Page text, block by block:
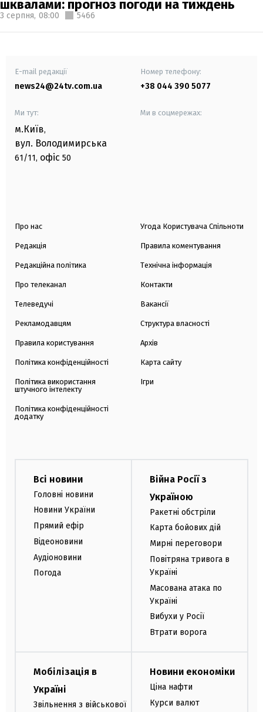
шквалами: прогноз погоди на тиждень
3 серпня, 08:00 5466
E-mail редакції
news24@24tv.com.ua
Номер телефону:
+38 044 390 5077
Ми тут:
м.Київ,
вул. Володимирська
61/11, офіс 50
Ми в соцмережах:
Про нас
Редакція
Редакційна політика
Про телеканал
Телеведучі
Рекламодавцям
Правила користування
Політика конфіденційності
Політика використання
штучного інтелекту
Політика конфіденційності
додатку
Угода Користувача Спільноти
Правила коментування
Технічна інформація
Контакти
Вакансії
Структура власності
Архів
Карта сайту
Ігри
Всі новини
Головні новини
Новини України
Прямий ефір
Відеоновини
Аудіоновини
Погода
Війна Росії з
Україною
Ракетні обстріли
Карта бойових дій
Мирні переговори
Повітряна тривога в
Україні
Масована атака по
Україні
Вибухи у Росії
Втрати ворога
Мобілізація в
Україні
Звільнення з військової
Новини економіки
Ціна нафти
Курси валют